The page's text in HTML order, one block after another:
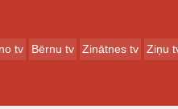
tv Bērnu tv Zinātnes tv Ziņu